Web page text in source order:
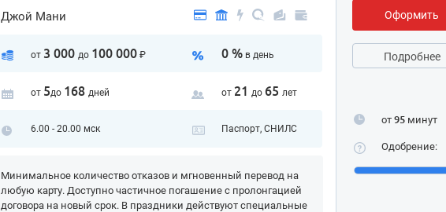
Джой Мани
от 3 000 до 100 000₽ 0 %в день
от 5до 168 дней от 21 до 65 лет
6.00 - 20.00 мск Паспорт, СНИЛС
от 95минут
Одобрение:
Минимальное количество отказов и мгновенный перевод на
любую карту. Доступно частичное погашение с пролонгацией
договора на новый срок. В праздники действуют специальные
Оформить
Подробнее